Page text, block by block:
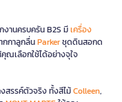
านครบครัน B2S มีเครื่อง
กกาลูกลื่นParkerชุดดินสอกด
คุณเลือกใช้ได้อย่างจุใจ
สรรค์ตัวจริง ทั้งสีไม้Colleen,